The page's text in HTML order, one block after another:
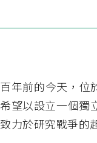
百年前的今天，位
希望以設立一個獨
致力於研究戰爭的